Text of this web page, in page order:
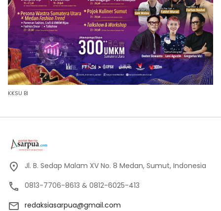
KKSU BI
Jl. B. Sedap Malam XV No. 8 Medan, Sumut, Indonesia
0813-7706-8613 & 0812-6025-413
redaksiasarpua@gmail.com